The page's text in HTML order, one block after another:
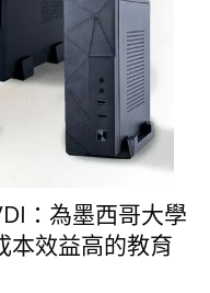
：為墨西哥大學
本效益高的教育